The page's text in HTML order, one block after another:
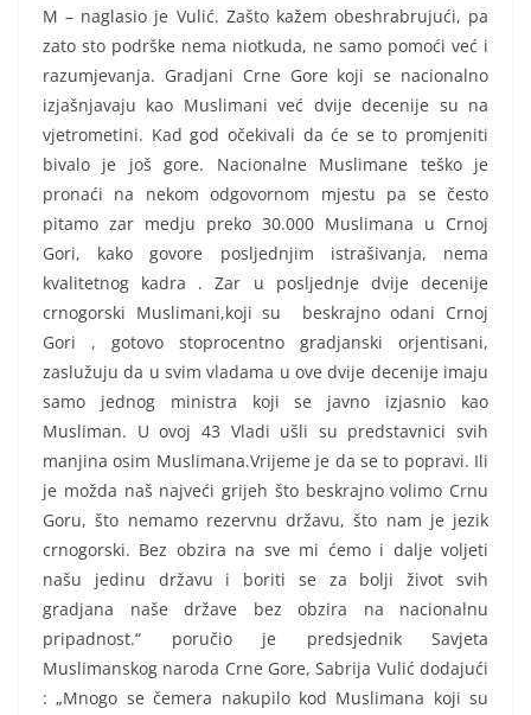
M – naglasio je Vulić. Zašto kažem obeshrabrujući, pa
zato sto podrške nema niotkuda, ne samo pomoći već i
razumjevanja. Gradjani Crne Gore koji se nacionalno
izjašnjavaju kao Muslimani već dvije decenije su na
vjetrometini. Kad god očekivali da će se to promjeniti
bivalo je još gore. Nacionalne Muslimane teško je
pronaći na nekom odgovornom mjestu pa se često
pitamo zar medju preko 30.000 Muslimana u Crnoj
Gori, kako govore posljednjim istrašivanja, nema
kvalitetnog kadra . Zar u posljednje dvije decenije
crnogorski Muslimani,koji su beskrajno odani Crnoj
Gori , gotovo stoprocentno gradjanski orjentisani,
zaslužuju da u svim vladama u ove dvije decenije imaju
samo jednog ministra koji se javno izjasnio kao
Musliman. U ovoj 43 Vladi ušli su predstavnici svih
manjina osim Muslimana.Vrijeme je da se to popravi. Ili
je možda naš najveći grijeh što beskrajno volimo Crnu
Goru, što nemamo rezervnu državu, što nam je jezik
crnogorski. Bez obzira na sve mi ćemo i dalje voljeti
našu jedinu državu i boriti se za bolji život svih
gradjana naše države bez obzira na nacionalnu
pripadnost.“ poručio je predsjednik Savjeta
Muslimanskog naroda Crne Gore, Sabrija Vulić dodajući
: „Mnogo se čemera nakupilo kod Muslimana koji su